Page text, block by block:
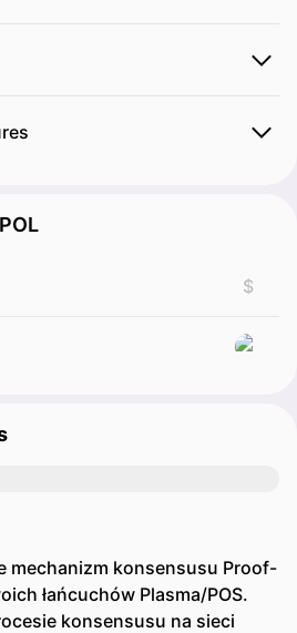
$
mechanizm konsensusu Proof-
łańcuchów Plasma/POS.
konsensusu na sieci